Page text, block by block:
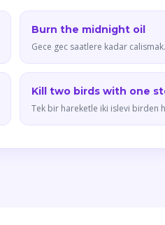
Burn the midnight oil
Gece gec saatlere kadar calismak.
Kill two birds with one
Tek bir hareketle iki islevi birden